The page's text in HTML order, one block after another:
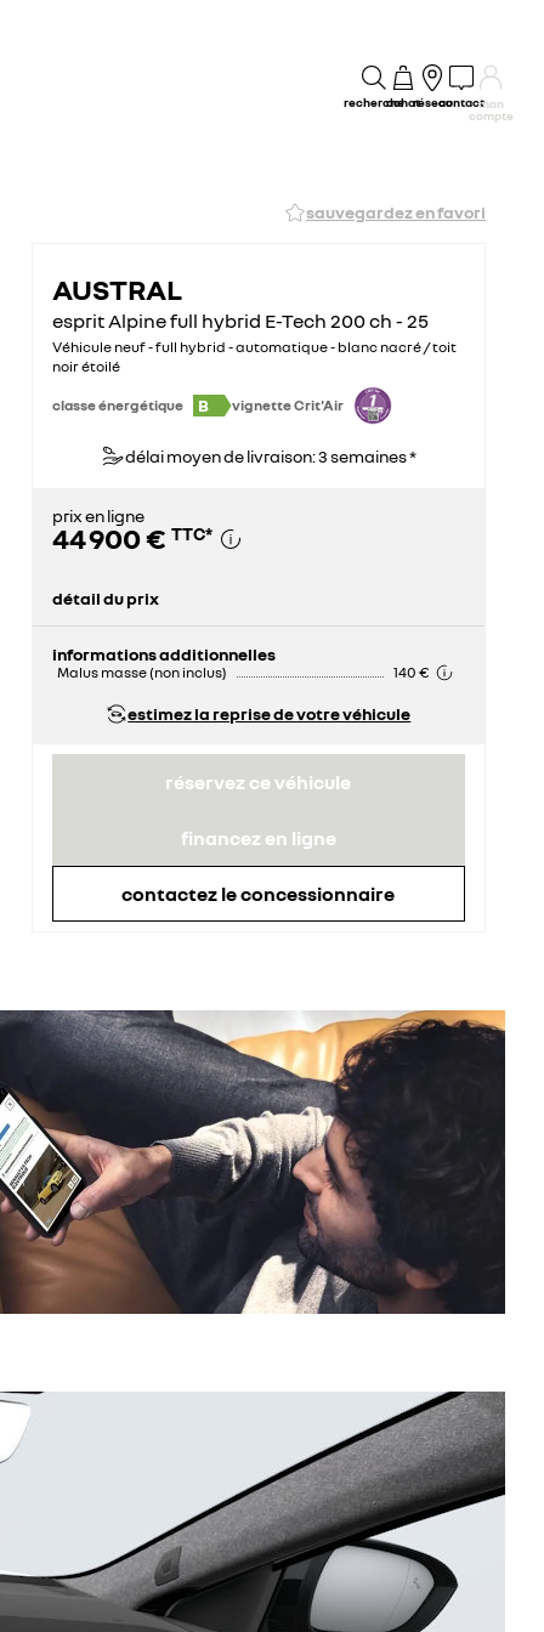
rechercheachatréseaucontactmon
compte
sauvegardez en favori
AUSTRAL
esprit Alpine full hybrid E-Tech 200 ch - 25
Véhicule neuf - full hybrid - automatique - blanc nacré / toit
noir étoilé
classe énergétique B vignette Crit'Air
délai moyen de livraison: 3 semaines *
prix en ligne
44 900 € TTC*
détail du prix
informations additionnelles
Malus masse (non inclus) 140 €
estimez la reprise de votre véhicule
réservez ce véhicule
financez en ligne
contactez le concessionnaire